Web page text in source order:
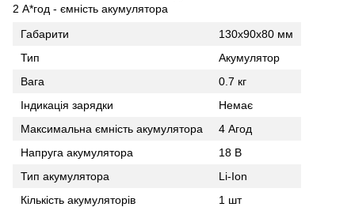
2 А*год - ємність акумулятора
Габарити
130x90x80 мм
Тип
Акумулятор
Вага
0.7 кг
Індикація зарядки
Немає
Максимальна ємність акумулятора
4 Агод
Напруга акумулятора
18 В
Тип акумулятора
Li-Ion
Кількість акумуляторів
1 шт